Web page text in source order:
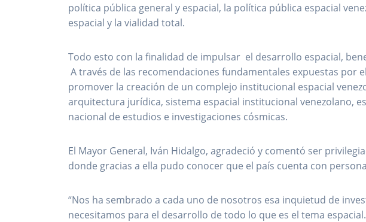
política pública general y espacial, la política pública espacial
espacial y la vialidad total.
Todo esto con la finalidad de impulsar el desarrollo espacial,
A través de las recomendaciones fundamentales expuestas por
promover la creación de un complejo institucional espacial
arquitectura jurídica, sistema espacial institucional venezolano,
nacional de estudios e investigaciones cósmicas.
El Mayor General, Iván Hidalgo, agradeció y comentó ser
donde gracias a ella pudo conocer que el país cuenta con
“Nos ha sembrado a cada uno de nosotros esa inquietud de
necesitamos para el desarrollo de todo lo que es el tema